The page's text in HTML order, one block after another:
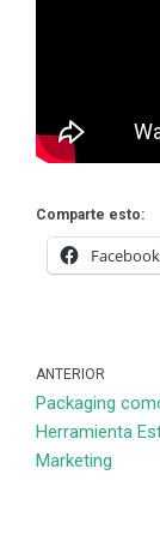
Comparte esto:
Facebook
ANTERIOR
Packaging
Herramienta
Marketing